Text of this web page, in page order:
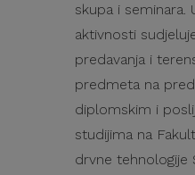
skupa i seminara.
aktivnosti
predavanja i
predmeta na
diplomskim i
studijima na
drvne tehnologije